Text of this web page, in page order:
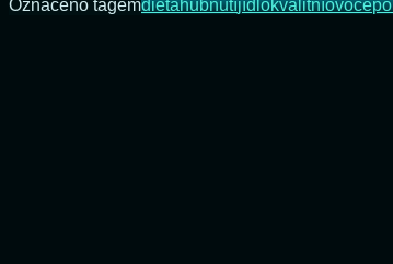
nedopadne
Označeno tagemdiétahubnutíjídlokvalitníovoce